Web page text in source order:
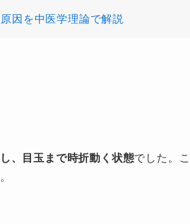
因を中医学理論で解説
、目玉まで時折動く状態でした。こ